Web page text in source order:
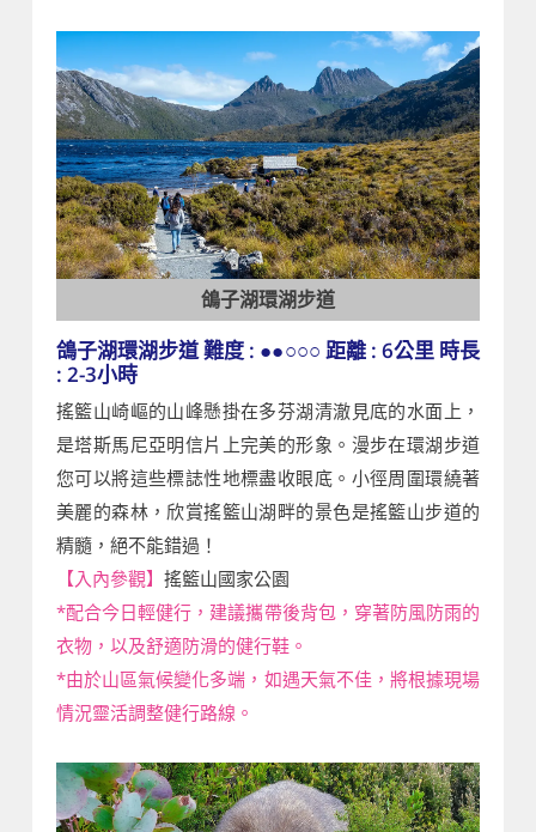
鴿子湖環湖步道
鴿子湖環湖步道 難度 : ●●○○○ 距離 : 6公里 時長
: 2-3小時
搖籃山崎嶇的山峰懸掛在多芬湖清澈見底的水面上，
是塔斯馬尼亞明信片上完美的形象。漫步在環湖步道
您可以將這些標誌性地標盡收眼底。小徑周圍環繞著
美麗的森林，欣賞搖籃山湖畔的景色是搖籃山步道的
精髓，絕不能錯過！
【入內參觀】 搖籃山國家公園
*配合今日輕健行，建議攜帶後背包，穿著防風防雨的
衣物，以及舒適防滑的健行鞋。
*由於山區氣候變化多端，如遇天氣不佳，將根據現場
情況靈活調整健行路線。